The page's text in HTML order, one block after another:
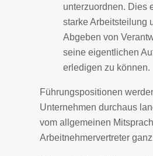
unterzuordnen. Dies
starke Arbeitsteilung
Abgeben von
seine eigentlichen
erledigen zu können.
Führungspositionen
Unternehmen durchaus
vom allgemeinen
Arbeitnehmervertreter